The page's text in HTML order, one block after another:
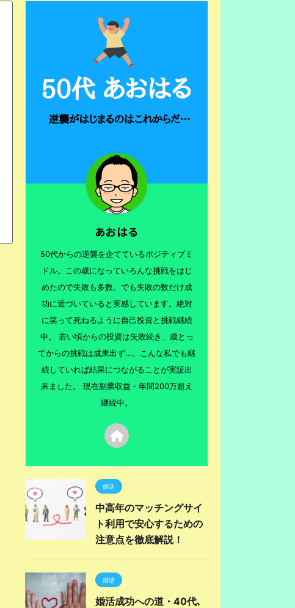
あおはる
50代からの逆襲を企てているポジティブミ
ドル。この歳になっていろんな挑戦をはじ
めたので失敗も多数。でも失敗の数だけ成
功に近づいていると実感しています。絶対
に笑って死ねるように自己投資と挑戦継続
中。 若い頃からの投資は失敗続き、歳とっ
てからの挑戦は成果出ず…。こんな私でも継
続していれば結果につながることが実証出
来ました。 現在副業収益・年間200万超え
継続中。
婚活
中高年のマッチングサイ
ト利用で安心するための
注意点を徹底解説！
婚活
婚活成功への道・40代､